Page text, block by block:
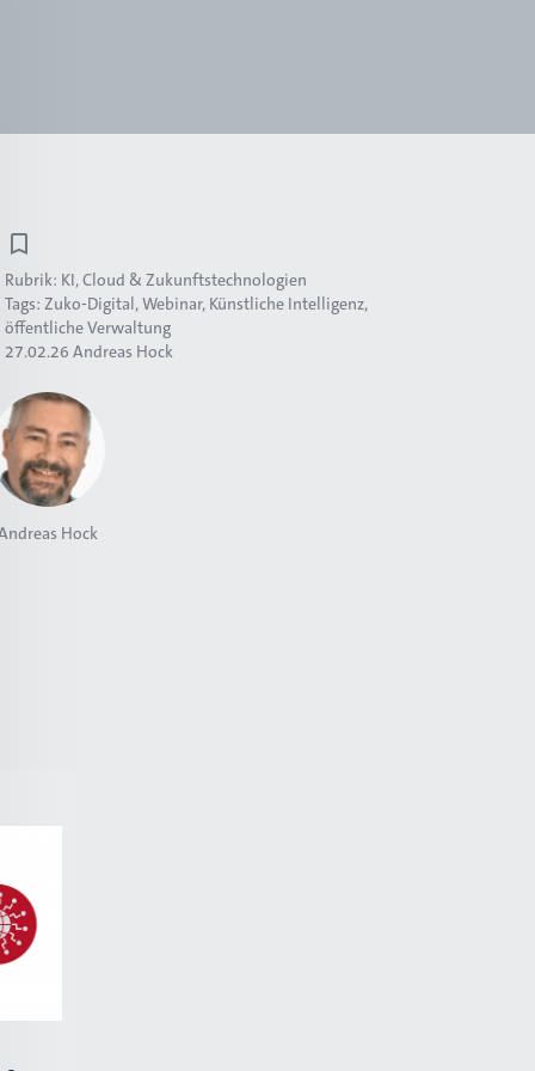
Rubrik: KI, Cloud & Zukunftstechnologien
Tags: Zuko-Digital Webinar Künstliche Intelligenz
öffentliche Verwaltung
27.02.26 Andreas Hock
Hock